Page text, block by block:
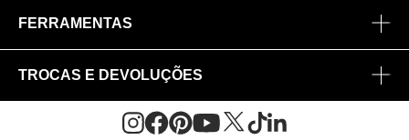
Journal
Central de Relacionamento
FERRAMENTAS
Minha Conta
Pedido de Presente
TROCAS E DEVOLUÇÕES
Condições Gerais